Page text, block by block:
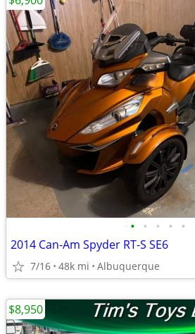
• • • • •
2014 Can-Am Spyder RT-S SE6
7/16 48k mi Albuquerque
$8,950